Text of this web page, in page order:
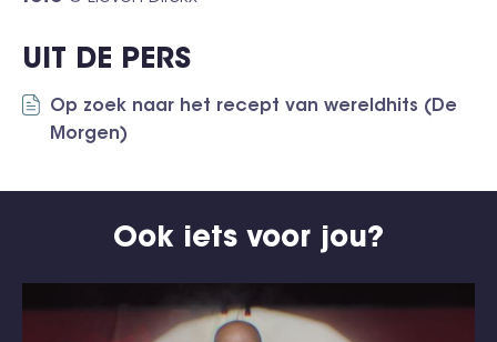
UIT DE PERS
Op zoek naar het recept van wereldhits (De
Morgen)
Ook iets voor jou?